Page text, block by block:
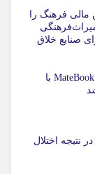
فرهنگ را
صنایع خلاق
لپ‌تاپ فوق‌سبک هواوی MateBook Pro S با
نتیجه اختلال